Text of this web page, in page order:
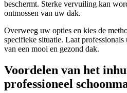
beschermt. Sterke vervuiling kan
ontmossen van uw dak.
Overweeg uw opties en kies de
specifieke situatie. Laat
van een mooi en gezond dak.
Voordelen van het
professioneel